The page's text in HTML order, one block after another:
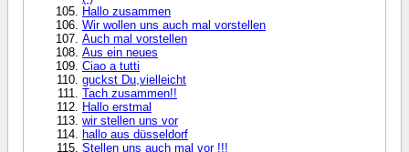
Hallo zusammen
Wir wollen uns auch mal vorstellen
Auch mal vorstellen
Aus ein neues
Ciao a tutti
guckst Du,vielleicht
Tach zusammen!!
Hallo erstmal
wir stellen uns vor
hallo aus düsseldorf
Stellen uns auch mal vor !!!